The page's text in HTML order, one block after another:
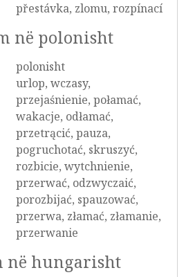
přestávka, zlomu, rozpínací
në polonisht
polonisht
urlop, wczasy,
przejaśnienie, połamać,
wakacje, odłamać,
przetrącić, pauza,
pogruchotać, skruszyć,
rozbicie, wytchnienie,
przerwać, odzwyczaić,
porozbijać, spauzować,
przerwa, złamać, złamanie,
przerwanie
në hungarisht